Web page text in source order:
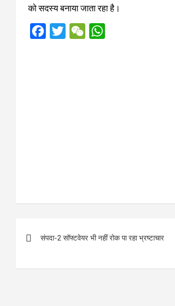
को सदस्य बनाया जाता रहा है।
F
T
W
s
संपदा-2 सॉफ्टवेयर भी नहीं रोक पा रहा भ्रष्टाचार